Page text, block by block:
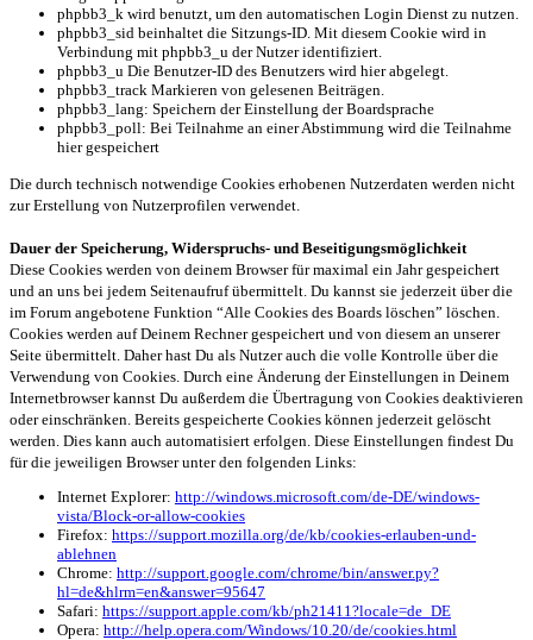
phpbb3_k wird benutzt, um den automatischen Login Dienst zu nutzen.
phpbb3_sid beinhaltet die Sitzungs-ID. Mit diesem Cookie wird in
Verbindung mit phpbb3_u der Nutzer identifiziert.
phpbb3_u Die Benutzer-ID des Benutzers wird hier abgelegt.
phpbb3_track Markieren von gelesenen Beiträgen.
phpbb3_lang: Speichern der Einstellung der Boardsprache
phpbb3_poll: Bei Teilnahme an einer Abstimmung wird die Teilnahme
hier gespeichert
Die durch technisch notwendige Cookies erhobenen Nutzerdaten werden nicht
zur Erstellung von Nutzerprofilen verwendet.
Dauer der Speicherung, Widerspruchs- und Beseitigungsmöglichkeit
Diese Cookies werden von deinem Browser für maximal ein Jahr gespeichert
und an uns bei jedem Seitenaufruf übermittelt. Du kannst sie jederzeit über die
im Forum angebotene Funktion “Alle Cookies des Boards löschen” löschen.
Cookies werden auf Deinem Rechner gespeichert und von diesem an unserer
Seite übermittelt. Daher hast Du als Nutzer auch die volle Kontrolle über die
Verwendung von Cookies. Durch eine Änderung der Einstellungen in Deinem
Internetbrowser kannst Du außerdem die Übertragung von Cookies deaktivieren
oder einschränken. Bereits gespeicherte Cookies können jederzeit gelöscht
werden. Dies kann auch automatisiert erfolgen. Diese Einstellungen findest Du
für die jeweiligen Browser unter den folgenden Links:
Internet Explorer: http://windows.microsoft.com/de-DE/windows-
vista/Block-or-allow-cookies
Firefox: https://support.mozilla.org/de/kb/cookies-erlauben-und-
ablehnen
Chrome: http://support.google.com/chrome/bin/answer.py?
hl=de&hlrm=en&answer=95647
Safari: https://support.apple.com/kb/ph21411?locale=de_DE
Opera: http://help.opera.com/Windows/10.20/de/cookies.html